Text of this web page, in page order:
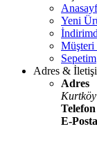
Yeni
Müşteri
Sepetim
Adres &
Adres
E-Posta